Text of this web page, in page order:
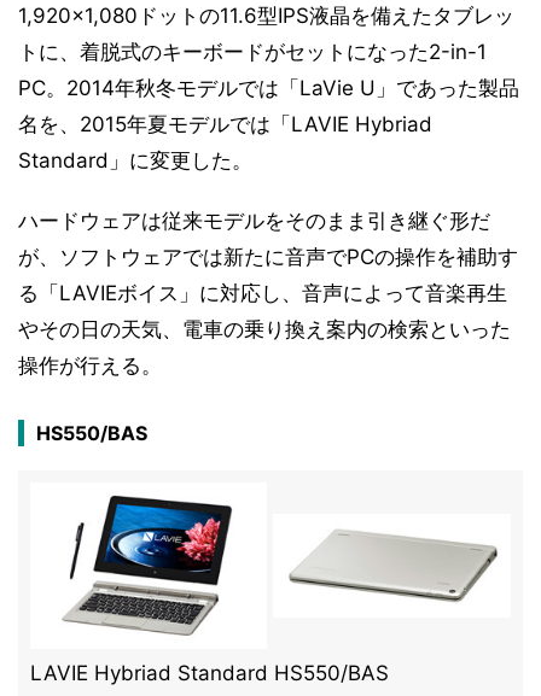
1,920×1,080ドットの11.6型IPS液晶を備えたタブレッ
トに、着脱式のキーボードがセットになった2-in-1
PC。2014年秋冬モデルでは「LaVie U」であった製品
名を、2015年夏モデルでは「LAVIE Hybriad
Standard」に変更した。
ハードウェアは従来モデルをそのまま引き継ぐ形だ
が、ソフトウェアでは新たに音声でPCの操作を補助す
る「LAVIEボイス」に対応し、音声によって音楽再生
やその日の天気、電車の乗り換え案内の検索といった
操作が行える。
HS550/BAS
LAVIE Hybriad Standard HS550/BAS